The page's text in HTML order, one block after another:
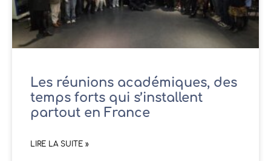
Les réunions académiques, des
temps forts qui s’installent
partout en France
LIRE LA SUITE »